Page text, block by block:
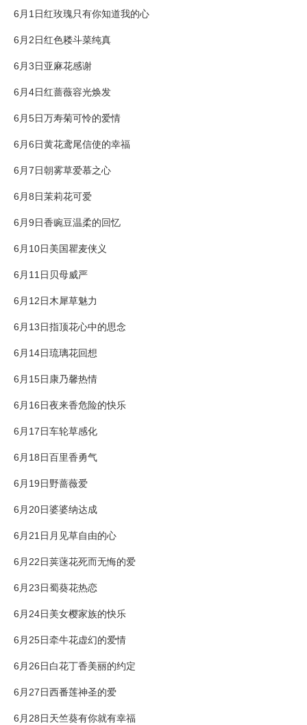
6月1日红玫瑰只有你知道我的心
6月2日红色耧斗菜纯真
6月3日亚麻花感谢
6月4日红蔷薇容光焕发
6月5日万寿菊可怜的爱情
6月6日黄花鸢尾信使的幸福
6月7日朝雾草爱慕之心
6月8日茉莉花可爱
6月9日香豌豆温柔的回忆
6月10日美国瞿麦侠义
6月11日贝母威严
6月12日木犀草魅力
6月13日指顶花心中的思念
6月14日琉璃花回想
6月15日康乃馨热情
6月16日夜来香危险的快乐
6月17日车轮草感化
6月18日百里香勇气
6月19日野蔷薇爱
6月20日婆婆纳达成
6月21日月见草自由的心
6月22日荚蒾花死而无悔的爱
6月23日蜀葵花热恋
6月24日美女樱家族的快乐
6月25日牵牛花虚幻的爱情
6月26日白花丁香美丽的约定
6月27日西番莲神圣的爱
6月28日天竺葵有你就有幸福